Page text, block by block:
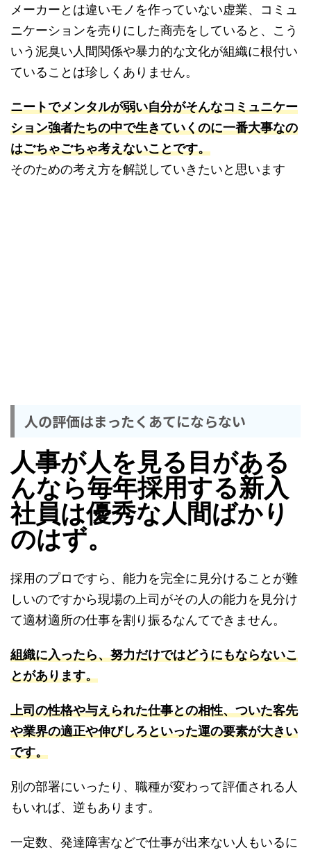
メーカーとは違いモノを作っていない虚業、コミュ
ニケーションを売りにした商売をしていると、こう
いう泥臭い人間関係や暴力的な文化が組織に根付い
ていることは珍しくありません。
ニートでメンタルが弱い自分がそんなコミュニケー
ション強者たちの中で生きていくのに一番大事なの
はごちゃごちゃ考えないことです。
そのための考え方を解説していきたいと思います
人の評価はまったくあてにならない
人事が人を見る目がある
んなら毎年採用する新入
社員は優秀な人間ばかり
のはず。
採用のプロですら、能力を完全に見分けることが難
しいのですから現場の上司がその人の能力を見分け
て適材適所の仕事を割り振るなんてできません。
組織に入ったら、努力だけではどうにもならないこ
とがあります。
上司の性格や与えられた仕事との相性、ついた客先
や業界の適正や伸びしろといった運の要素が大きい
です。
別の部署にいったり、職種が変わって評価される人
もいれば、逆もあります。
一定数、発達障害などで仕事が出来ない人もいるに